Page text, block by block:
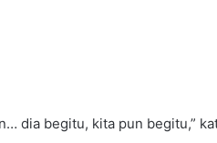
dia begitu, kita pun begitu,”